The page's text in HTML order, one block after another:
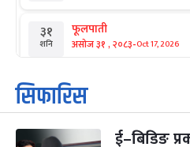
३१
शनि
फूलपाती
असोज ३१ , २०८३-Oct 17, 2026
१
आइत
कार्तिक सङ्क्रान्ति
कार्तिक १, २०८३
महानवमी
सिफारिस
ई–बिडिङ